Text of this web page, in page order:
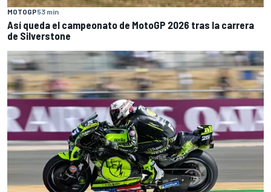
MOTOGP53 min
Así queda el campeonato de MotoGP 2026 tras la carrera
de Silverstone